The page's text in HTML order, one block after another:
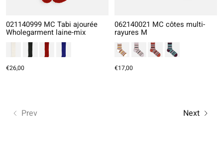
021140999 MC Tabi ajourée
Wholegarment laine-mix
€26,00
062140021 MC côtes multi-
rayures M
€17,00
Prev Next